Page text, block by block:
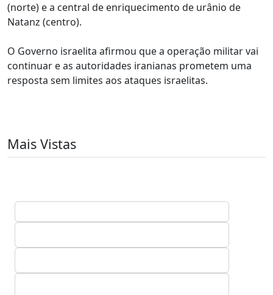
(norte) e a central de enriquecimento de urânio de
Natanz (centro).
O Governo israelita afirmou que a operação militar vai
continuar e as autoridades iranianas prometem uma
resposta sem limites aos ataques israelitas.
Mais Vistas